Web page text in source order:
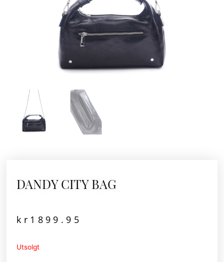
DANDY CITY BAG
kr 1899.95
Utsolgt